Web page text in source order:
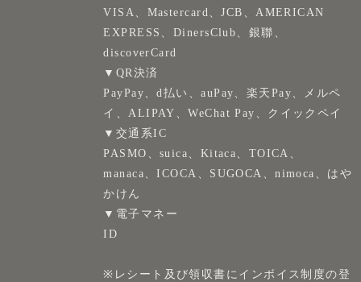
VISA、Mastercard、JCB、AMERICAN
EXPRESS、DinersClub、銀聯、
discoverCard
▼QR決済
PayPay、d払い、auPay、楽天Pay、メルペ
イ、ALIPAY、WeChat Pay、クイックペイ
▼交通系IC
PASMO、suica、Kitaca、TOICA、
manaca、ICOCA、SUGOCA、nimoca、はや
かけん
▼電子マネー
ID
※レシート及び領収書にインボイス制度の登